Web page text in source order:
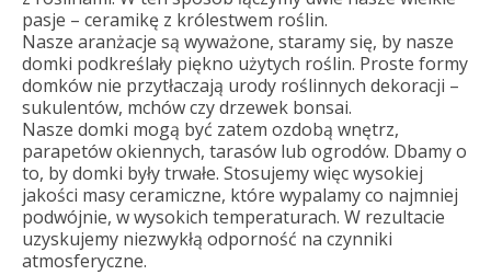
pasje – ceramikę z królestwem roślin.
Nasze aranżacje są wyważone, staramy się, by nasze
domki podkreślały piękno użytych roślin. Proste formy
domków nie przytłaczają urody roślinnych dekoracji –
sukulentów, mchów czy drzewek bonsai.
Nasze domki mogą być zatem ozdobą wnętrz,
parapetów okiennych, tarasów lub ogrodów. Dbamy o
to, by domki były trwałe. Stosujemy więc wysokiej
jakości masy ceramiczne, które wypalamy co najmniej
podwójnie, w wysokich temperaturach. W rezultacie
uzyskujemy niezwykłą odporność na czynniki
atmosferyczne.